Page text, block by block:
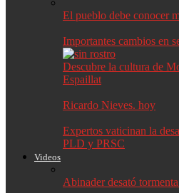
El pueblo debe conocer
Importantes cambios en
Descubre la cultura de
Espaillat
Ricardo Nieves. hoy
Expertos vaticinan la
PLD y PRSC
Videos
Abinader desató